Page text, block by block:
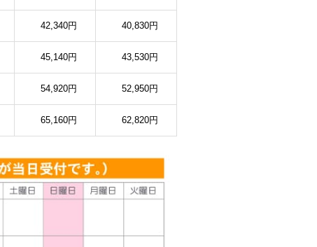
42,340円 40,830円
45,140円 43,530円
54,920円 52,950円
65,160円 62,820円